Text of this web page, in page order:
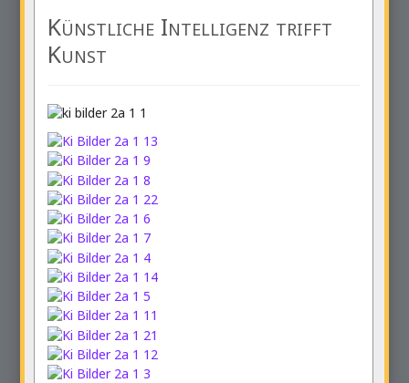
Künstliche Intelligenz trifft
Kunst